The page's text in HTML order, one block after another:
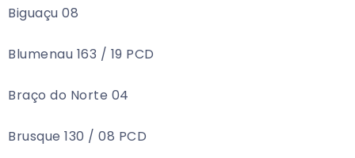
Biguaçu 08
Blumenau 163 / 19 PCD
Braço do Norte 04
Brusque 130 / 08 PCD